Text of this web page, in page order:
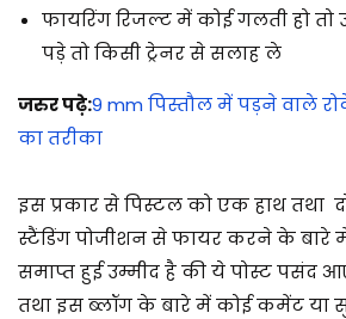
फायरिंग रिजल्ट में कोई गलती हो
पड़े तो किसी ट्रेनर से सलाह ले
जरुर पढ़े:9 mm पिस्तौल में पड़ने वाले
का तरीका
इस प्रकार से पिस्टल को एक हाथ तथा
स्टैंडिंग पोजीशन से फायर करने के बारे में
समाप्त हुई उम्मीद है की ये पोस्ट पसंद
तथा इस ब्लॉग के बारे में कोई कमेंट या